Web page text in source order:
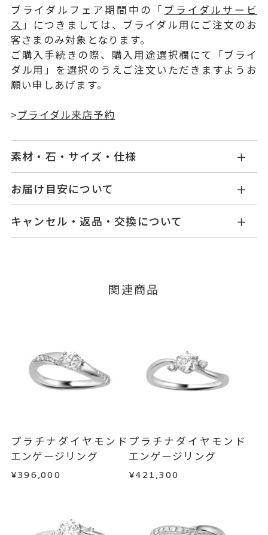
ブライダルフェア期間中の「 ブライダルサービ
ス 」につきましては、ブライダル用にご注文のお
客さまのみ対象となります。
ご購入手続きの際、購入用途選択欄にて「ブライ
ダル用」を選択のうえご注文いただきますようお
願い申しあげます。
>ブライダル来店予約
素材・石・サイズ・仕様
品番
SN1104E002WDM5
素材
Pt950
石
ダイヤモンド 0.20ct～0.229ct
料金を頂戴しております。
サイズ直し #7以上 は+2、-1まで
可、#6.5以下は+1のみ可
カテゴリー
婚約指輪(エンゲージリング)
刻印サービス対象商品
インサイドストーン 可
お届け目安について
てご案内いたします。
詳しくはこちら
キャンセル・返品・交換について
ージの購入履歴一覧よりご注文状況をご確認いた
メンバーシップ未登録のお客さまは、お問い合
わせフォームよりご連絡ください。
返品・交換以下の場合、商品の返品・交換・返金
・受注生産の商品
・お客さまのお手元で傷や汚れが発生した商品
・到着後ご連絡無く7日以上経過した商品
・刻印をお入れした商品
関連商品
プラチナダイヤモンド
エンゲージリング
¥396,000
プラチナダイヤモンド
エンゲージリング
¥421,300